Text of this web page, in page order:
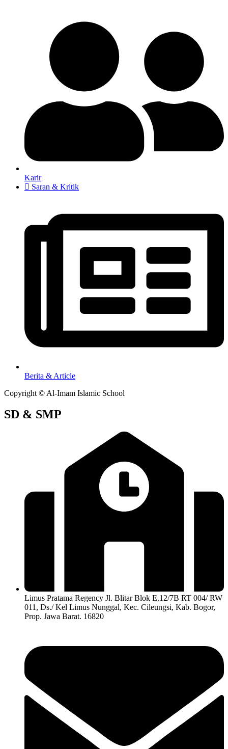
Karir
Saran & Kritik
Berita & Article
Copyright © Al-Imam Islamic School
SD & SMP
Limus Pratama Regency Jl. Blitar Blok E.12/7B RT 004/ RW
011, Ds./ Kel Limus Nunggal, Kec. Cileungsi, Kab. Bogor,
Prop. Jawa Barat. 16820